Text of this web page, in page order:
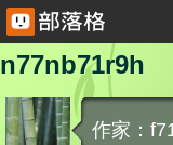
n77nb71r9h
作家：